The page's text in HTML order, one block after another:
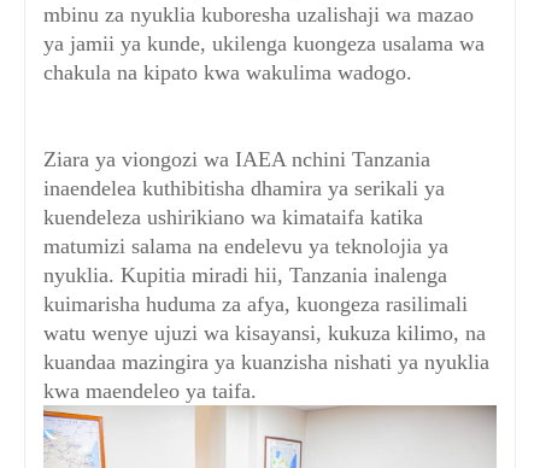
mbinu za nyuklia kuboresha uzalishaji wa mazao
ya jamii ya kunde, ukilenga kuongeza usalama wa
chakula na kipato kwa wakulima wadogo.
Ziara ya viongozi wa IAEA nchini Tanzania
inaendelea kuthibitisha dhamira ya serikali ya
kuendeleza ushirikiano wa kimataifa katika
matumizi salama na endelevu ya teknolojia ya
nyuklia. Kupitia miradi hii, Tanzania inalenga
kuimarisha huduma za afya, kuongeza rasilimali
watu wenye ujuzi wa kisayansi, kukuza kilimo, na
kuandaa mazingira ya kuanzisha nishati ya nyuklia
kwa maendeleo ya taifa.